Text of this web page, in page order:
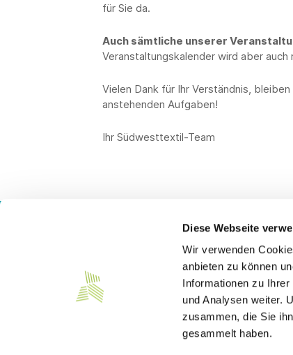
Diese Webseite
Wir verwenden
anbieten zu können
Informationen zu
und Analysen weiter.
zusammen, die Sie
gesammelt haben.
für Sie da.
Auch sämtliche unserer
Veranstaltungskalender wird aber
Vielen Dank für Ihr Verständnis,
anstehenden Aufgaben!
Ihr Südwesttextil-Team
Südwesttextil e. V.
Türlenstraße 6
+49 711 21050-0